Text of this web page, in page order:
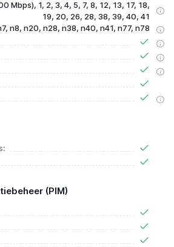
Mbps), 1, 2, 3, 4, 5, 7, 8, 12, 13, 17, 18,
19, 20, 26, 28, 38, 39, 40, 41
n8, n20, n28, n38, n40, n41, n77, n78
(PIM)